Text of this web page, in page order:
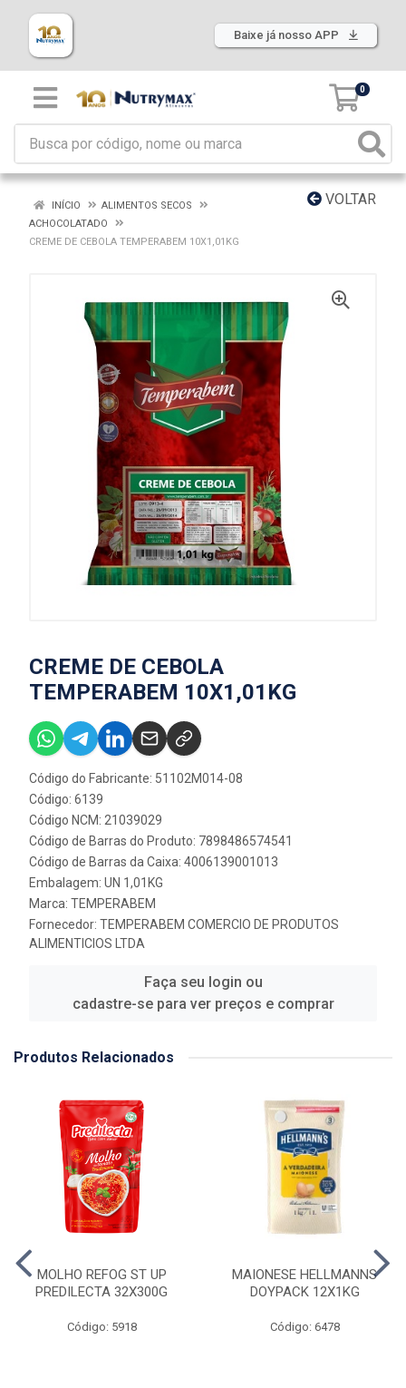
Baixe já nosso APP
0
VOLTAR
INÍCIO
ALIMENTOS SECOS
ACHOCOLATADO
CREME DE CEBOLA TEMPERABEM 10X1,01KG
CREME DE CEBOLA
TEMPERABEM 10X1,01KG
Código do Fabricante: 51102M014-08
Código: 6139
Código NCM: 21039029
Código de Barras do Produto: 7898486574541
Código de Barras da Caixa: 4006139001013
Embalagem: UN 1,01KG
Marca: TEMPERABEM
Fornecedor: TEMPERABEM COMERCIO DE PRODUTOS
ALIMENTICIOS LTDA
Faça seu login ou
cadastre-se para ver preços e comprar
Produtos Relacionados
MOLHO REFOG ST UP
PREDILECTA 32X300G
Código: 5918
MAIONESE HELLMANNS
DOYPACK 12X1KG
Código: 6478